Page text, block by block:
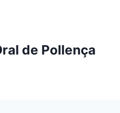
de Pollença